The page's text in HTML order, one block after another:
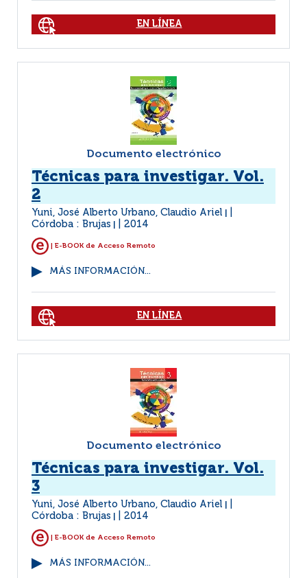
EN LÍNEA
Documento electrónico
Técnicas para investigar. Vol.
2
Yuni, José Alberto Urbano, Claudio Ariel
Córdoba : Brujas 2014
| E-BOOK de Acceso Remoto
MÁS INFORMACIÓN...
EN LÍNEA
Documento electrónico
Técnicas para investigar. Vol.
3
Yuni, José Alberto Urbano, Claudio Ariel
Córdoba : Brujas 2014
| E-BOOK de Acceso Remoto
MÁS INFORMACIÓN...